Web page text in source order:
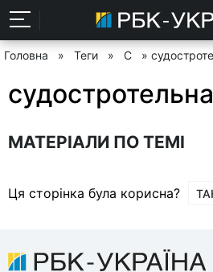
Головна » Теги » С »
МАТЕРІАЛИ ПО ТЕМІ
Ця сторінка була корисна?